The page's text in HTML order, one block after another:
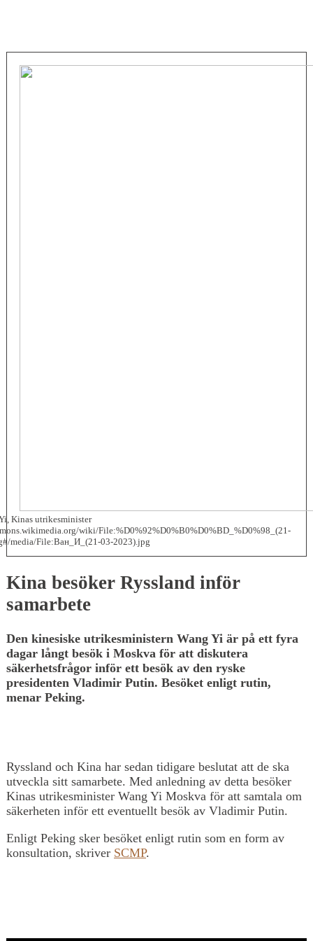
Kinas utrikesminister
wiki/File:%D0%92%D0%B0%D0%BD_%D0%98_(21-
media/File:Ван_И_(21-03-2023).jpg
Kina besöker Ryssland inför
samarbete
Den kinesiske utrikesministern Wang Yi är på ett fyra
dagar långt besök i Moskva för att diskutera
säkerhetsfrågor inför ett besök av den ryske
presidenten Vladimir Putin. Besöket enligt rutin,
menar Peking.
Ryssland och Kina har sedan tidigare beslutat att de ska
utveckla sitt samarbete. Med anledning av detta besöker
Kinas utrikesminister Wang Yi Moskva för att samtala om
säkerheten inför ett eventuellt besök av Vladimir Putin.
Enligt Peking sker besöket enligt rutin som en form av
konsultation, skriver SCMP.